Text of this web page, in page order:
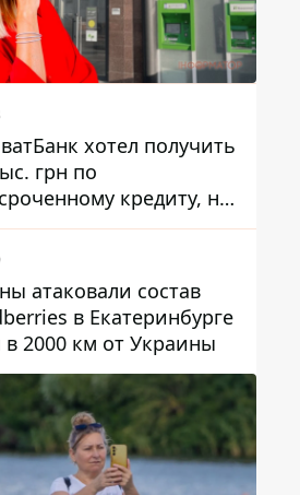
хотел получить
грн по
кредиту, но
с должницы
22 тыс. грн
атаковали состав
в Екатеринбурге
в 2000 км от Украины